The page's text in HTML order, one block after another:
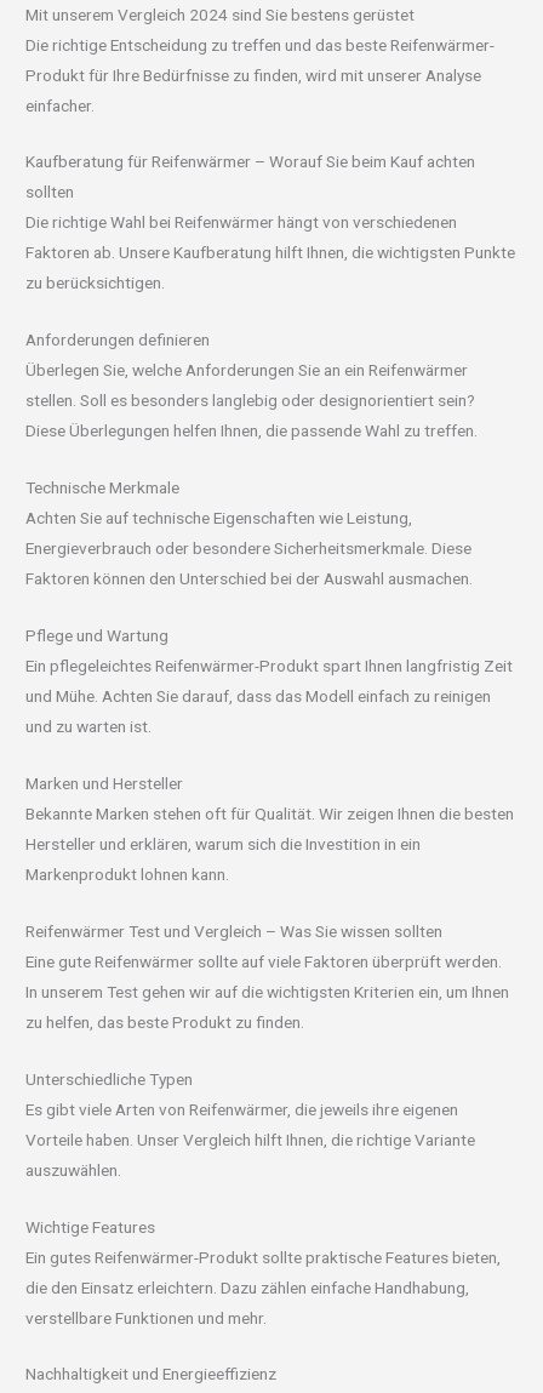
Mit unserem Vergleich 2024 sind Sie bestens gerüstet
Die richtige Entscheidung zu treffen und das beste Reifenwärmer-
Produkt für Ihre Bedürfnisse zu finden, wird mit unserer Analyse
einfacher.
Kaufberatung für Reifenwärmer – Worauf Sie beim Kauf achten
sollten
Die richtige Wahl bei Reifenwärmer hängt von verschiedenen
Faktoren ab. Unsere Kaufberatung hilft Ihnen, die wichtigsten Punkte
zu berücksichtigen.
Anforderungen definieren
Überlegen Sie, welche Anforderungen Sie an ein Reifenwärmer
stellen. Soll es besonders langlebig oder designorientiert sein?
Diese Überlegungen helfen Ihnen, die passende Wahl zu treffen.
Technische Merkmale
Achten Sie auf technische Eigenschaften wie Leistung,
Energieverbrauch oder besondere Sicherheitsmerkmale. Diese
Faktoren können den Unterschied bei der Auswahl ausmachen.
Pflege und Wartung
Ein pflegeleichtes Reifenwärmer-Produkt spart Ihnen langfristig Zeit
und Mühe. Achten Sie darauf, dass das Modell einfach zu reinigen
und zu warten ist.
Marken und Hersteller
Bekannte Marken stehen oft für Qualität. Wir zeigen Ihnen die besten
Hersteller und erklären, warum sich die Investition in ein
Markenprodukt lohnen kann.
Reifenwärmer Test und Vergleich – Was Sie wissen sollten
Eine gute Reifenwärmer sollte auf viele Faktoren überprüft werden.
In unserem Test gehen wir auf die wichtigsten Kriterien ein, um Ihnen
zu helfen, das beste Produkt zu finden.
Unterschiedliche Typen
Es gibt viele Arten von Reifenwärmer, die jeweils ihre eigenen
Vorteile haben. Unser Vergleich hilft Ihnen, die richtige Variante
auszuwählen.
Wichtige Features
Ein gutes Reifenwärmer-Produkt sollte praktische Features bieten,
die den Einsatz erleichtern. Dazu zählen einfache Handhabung,
verstellbare Funktionen und mehr.
Nachhaltigkeit und Energieeffizienz